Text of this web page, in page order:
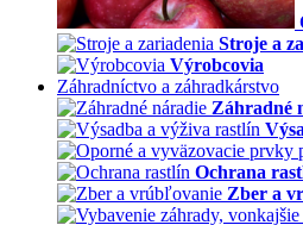
Stroje a
Výrobcovia
Záhradníctvo a záhradkárstvo
Záhradné
Ochrana
Zber a